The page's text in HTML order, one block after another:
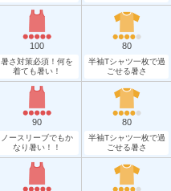
100
暑さ対策必須！何を
着ても暑い！
80
半袖Tシャツ一枚で過
ごせる暑さ
90
ノースリーブでもか
なり暑い！！
80
半袖Tシャツ一枚で過
ごせる暑さ